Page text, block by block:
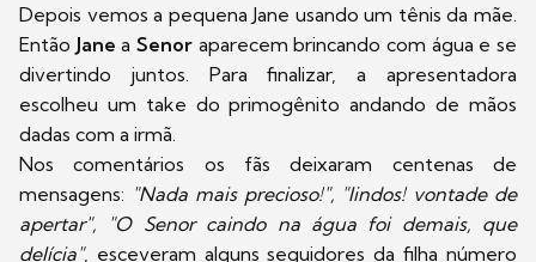
Depois vemos a pequena Jane usando um tênis da mãe.
Então Jane a Senor aparecem brincando com água e se
divertindo juntos. Para finalizar, a apresentadora
escolheu um take do primogênito andando de mãos
dadas com a irmã.
Nos comentários os fãs deixaram centenas de
mensagens: "Nada mais precioso!", "lindos! vontade de
apertar", "O Senor caindo na água foi demais, que
delícia", esceveram alguns seguidores da filha número